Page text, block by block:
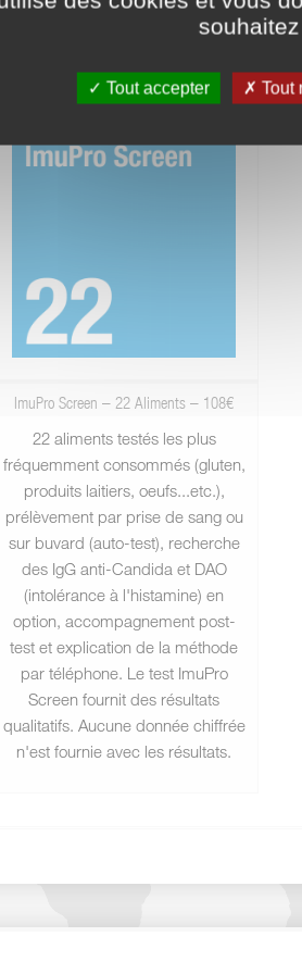
(intolérance à l'histamine) est en
des allergènes testés ci-dessous.
ImuPro Screen – 22 Aliments – 108€
22 aliments testés les plus
fréquemment consommés (gluten,
produits laitiers, oeufs...etc.),
prélèvement par prise de sang ou
sur buvard (auto-test), recherche
des IgG anti-Candida et DAO
(intolérance à l'histamine) en
option, accompagnement post-
test et explication de la méthode
par téléphone. Le test ImuPro
Screen fournit des résultats
qualitatifs. Aucune donnée chiffrée
n'est fournie avec les résultats.
Tout accepter Tout